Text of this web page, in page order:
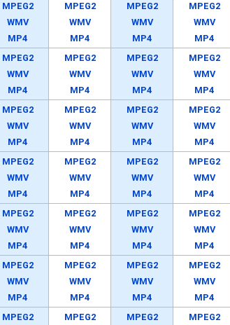
MPEG2
WMV
MP4
MPEG2
WMV
MP4
MPEG2
WMV
MP4
MPEG2
WMV
MP4
MPEG2
WMV
MP4
MPEG2
WMV
MP4
MPEG2
WMV
MP4
MPEG2
WMV
MP4
MPEG2
WMV
MP4
MPEG2
WMV
MP4
MPEG2
WMV
MP4
MPEG2
WMV
MP4
MPEG2
WMV
MP4
MPEG2
WMV
MP4
MPEG2
WMV
MP4
MPEG2
WMV
MP4
MPEG2
WMV
MP4
MPEG2
WMV
MP4
MPEG2
WMV
MP4
MPEG2
WMV
MP4
MPEG2
WMV
MP4
MPEG2
WMV
MP4
MPEG2
WMV
MP4
MPEG2
WMV
MP4
MPEG2
MPEG2
MPEG2
MPEG2